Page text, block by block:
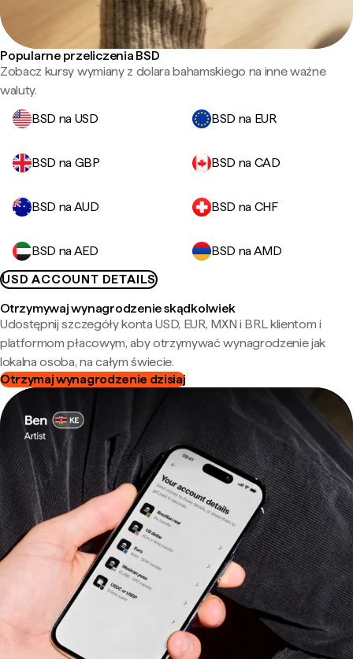
Popularne przeliczenia BSD
Zobacz kursy wymiany z dolara bahamskiego na inne ważne
waluty.
BSD na USD
BSD na EUR
BSD na GBP BSD na CAD
BSD na AUD BSD na CHF
BSD na AED
BSD na AMD
USD ACCOUNT DETAILS
Otrzymywaj wynagrodzenie skądkolwiek
Udostępnij szczegóły konta USD, EUR, MXN i BRL klientom i
platformom płacowym, aby otrzymywać wynagrodzenie jak
lokalna osoba, na całym świecie.
Otrzymaj wynagrodzenie dzisiaj